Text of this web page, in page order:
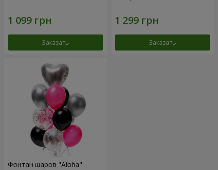
Заказать Заказать
Фонтан шаров "Aloha"